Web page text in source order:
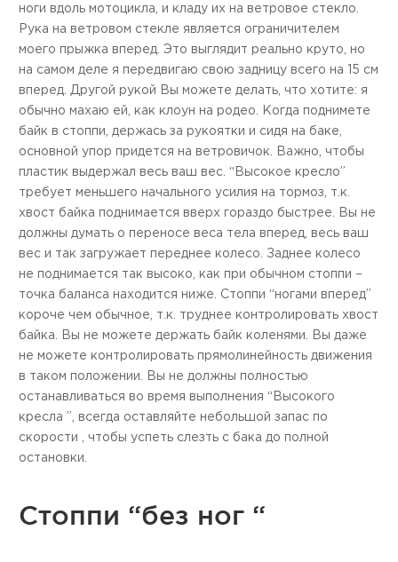
ноги вдоль мотоцикла, и кладу их на ветровое стекло.
Рука на ветровом стекле является ограничителем
моего прыжка вперед. Это выглядит реально круто, но
на самом деле я передвигаю свою задницу всего на 15 см
вперед. Другой рукой Вы можете делать, что хотите: я
обычно махаю ей, как клоун на родео. Когда поднимете
байк в стоппи, держась за рукоятки и сидя на баке,
основной упор придется на ветровичок. Важно, чтобы
пластик выдержал весь ваш вес. “Высокое кресло”
требует меньшего начального усилия на тормоз, т.к.
хвост байка поднимается вверх гораздо быстрее. Вы не
должны думать о переносе веса тела вперед, весь ваш
вес и так загружает переднее колесо. Заднее колесо
не поднимается так высоко, как при обычном стоппи –
точка баланса находится ниже. Стоппи “ногами вперед”
короче чем обычное, т.к. труднее контролировать хвост
байка. Вы не можете держать байк коленями. Вы даже
не можете контролировать прямолинейность движения
в таком положении. Вы не должны полностью
останавливаться во время выполнения “Высокого
кресла ”, всегда оставляйте небольшой запас по
скорости , чтобы успеть слезть с бака до полной
остановки.
Стоппи “без ног “